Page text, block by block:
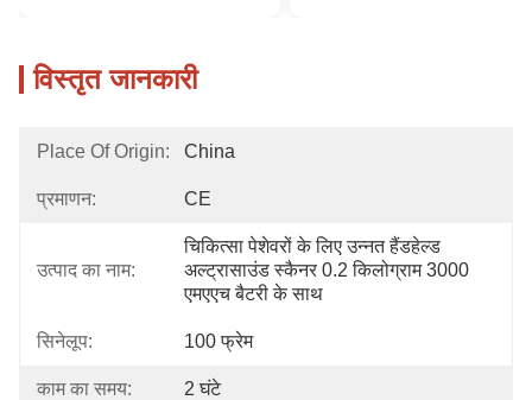
विस्तृत जानकारी
Place Of Origin: China
प्रमाणन: CE
उत्पाद का नाम:
चिकित्सा पेशेवरों के लिए उन्नत हैंडहेल्ड
अल्ट्रासाउंड स्कैनर 0.2 किलोग्राम 3000
एमएएच बैटरी के साथ
सिनेलूप: 100 फ्रेम
काम का समय: 2 घंटे